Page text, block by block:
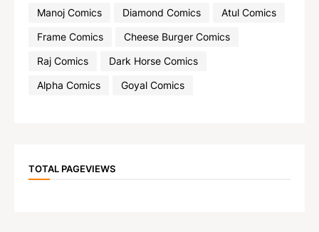
Manoj Comics
Diamond Comics
Atul Comics
Frame Comics
Cheese Burger Comics
Raj Comics
Dark Horse Comics
Alpha Comics
Goyal Comics
TOTAL PAGEVIEWS